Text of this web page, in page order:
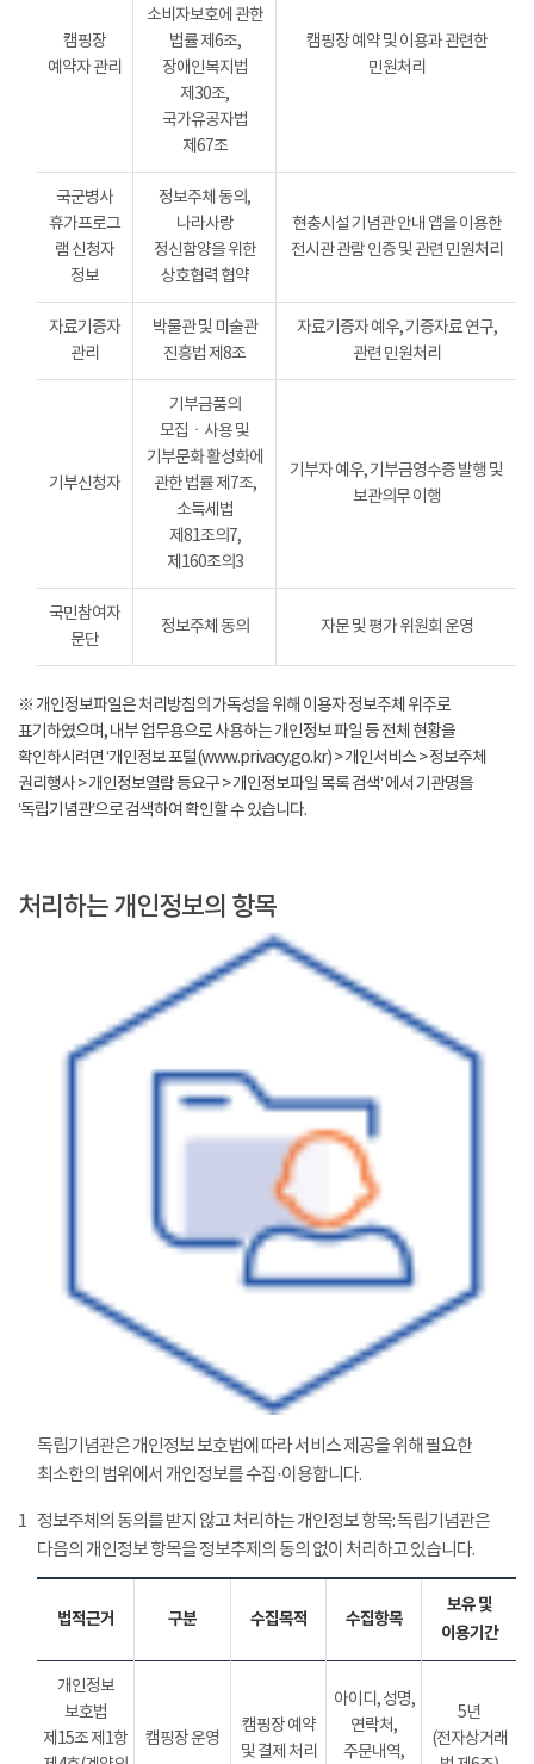
캠핑장
예약자 관리
소비자보호에 관한
법률 제6조,
장애인복지법
제30조,
국가유공자법
제67조
캠핑장 예약 및 이용과 관련한
민원처리
국군병사
휴가프로그
램 신청자
정보
정보주체 동의,
나라사랑
정신함양을 위한
상호협력 협약
현충시설 기념관 안내 앱을 이용한
전시관 관람 인증 및 관련 민원처리
자료기증자
관리
박물관 및 미술관
진흥법 제8조
자료기증자 예우, 기증자료 연구,
관련 민원처리
기부신청자
기부금품의
모집ㆍ사용 및
기부문화 활성화에
관한 법률 제7조,
소득세법
제81조의7,
제160조의3
기부자 예우, 기부금영수증 발행 및
보관의무 이행
국민참여자
문단
정보주체 동의 자문 및 평가 위원회 운영
※ 개인정보파일은 처리방침의 가독성을 위해 이용자 정보주체 위주로
표기하였으며, 내부 업무용으로 사용하는 개인정보 파일 등 전체 현황을
확인하시려면 ‘개인정보 포털(www.privacy.go.kr) > 개인서비스 > 정보주체
권리행사 > 개인정보열람 등요구 > 개인정보파일 목록 검색’ 에서 기관명을
‘독립기념관’으로 검색하여 확인할 수 있습니다.
처리하는 개인정보의 항목
독립기념관은 개인정보 보호법에 따라 서비스 제공을 위해 필요한
최소한의 범위에서 개인정보를 수집·이용합니다.
1 정보주체의 동의를 받지 않고 처리하는 개인정보 항목: 독립기념관은
다음의 개인정보 항목을 정보추제의 동의 없이 처리하고 있습니다.
법적근거 구분 수집목적 수집항목
보유 및
이용기간
개인정보
보호법
제15조 제1항
캠핑장 운영
캠핑장 예약
및 결제 처리
아이디, 성명,
연락처,
주문내역,
5년
(전자상거래